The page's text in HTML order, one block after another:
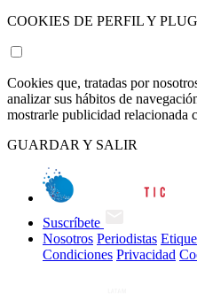
COOKIES DE PERFIL Y
Cookies que, tratadas por
analizar sus hábitos de
mostrarle publicidad relacionada
GUARDAR Y SALIR
Suscríbete
Nosotros Periodistas
Condiciones Privacidad